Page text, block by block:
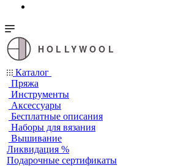
HOLLYWOOL
Каталог
Пряжа
Инструменты
Аксессуары
Бесплатные описания
Наборы для вязания
Вышивание
Ликвидация %
Подарочные сертификаты